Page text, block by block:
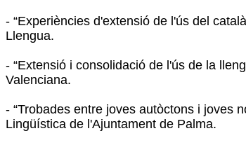
- “Experiències d'extensió de l'ús del
Llengua.
- “Extensió i consolidació de l'ús de la
Valenciana.
- “Trobades entre joves autòctons i joves
Lingüística de l'Ajuntament de Palma.